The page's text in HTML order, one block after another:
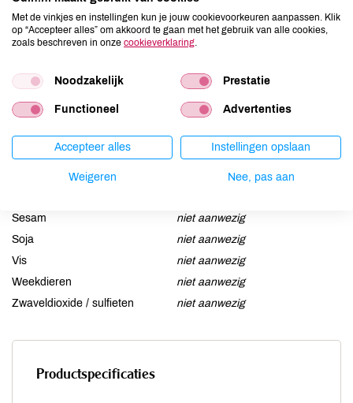
Aardnoten
niet aanwezig
Gluten
niet aanwezig
Lupine
niet aanwezig
Mosterd
niet aanwezig
Noten
aanwezig
Schaaldieren
niet aanwezig
Sesam
niet aanwezig
Soja
niet aanwezig
Vis
niet aanwezig
Weekdieren
niet aanwezig
Zwaveldioxide / sulfieten
niet aanwezig
Productspecificaties
Met de vinkjes en instellingen kun je jouw cookievoorkeuren aanpassen. Klik
op “Accepteer alles” om akkoord te gaan met het gebruik van alle cookies,
zoals beschreven in onze cookieverklaring
Noodzakelijk Prestatie
Functioneel Advertenties
Accepteer alles Instellingen opslaan
Weigeren Nee, pas aan